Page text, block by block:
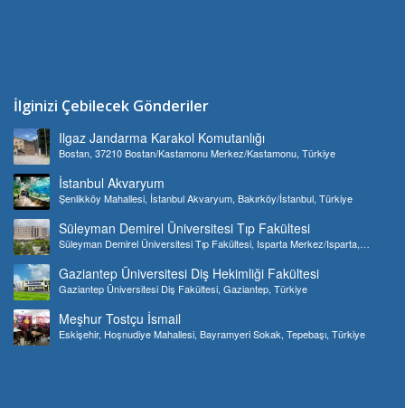
İlginizi Çebilecek Gönderiler
Ilgaz Jandarma Karakol Komutanlığı
Bostan, 37210 Bostan/Kastamonu Merkez/Kastamonu, Türkiye
İstanbul Akvaryum
Şenlikköy Mahallesi, İstanbul Akvaryum, Bakırköy/İstanbul, Türkiye
Süleyman Demirel Üniversitesi Tıp Fakültesi
Süleyman Demirel Üniversitesi Tıp Fakültesi, Isparta Merkez/Isparta,
Gaziantep Üniversitesi Diş Hekimliği Fakültesi
Gaziantep Üniversitesi Diş Fakültesi, Gaziantep, Türkiye
Meşhur Tostçu İsmail
Eskişehir, Hoşnudiye Mahallesi, Bayramyeri Sokak, Tepebaşı, Türkiye